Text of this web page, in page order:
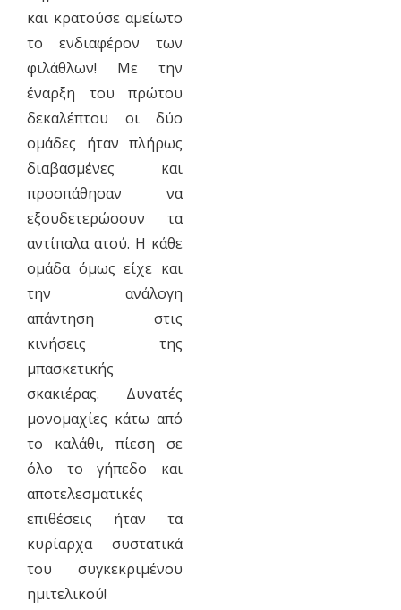
και κρατούσε αμείωτο
το ενδιαφέρον των
φιλάθλων! Με την
έναρξη του πρώτου
δεκαλέπτου οι δύο
ομάδες ήταν πλήρως
διαβασμένες και
προσπάθησαν να
εξουδετερώσουν τα
αντίπαλα ατού. Η κάθε
ομάδα όμως είχε και
την ανάλογη
απάντηση στις
κινήσεις της
μπασκετικής
σκακιέρας. Δυνατές
μονομαχίες κάτω από
το καλάθι, πίεση σε
όλο το γήπεδο και
αποτελεσματικές
επιθέσεις ήταν τα
κυρίαρχα συστατικά
του συγκεκριμένου
ημιτελικού!